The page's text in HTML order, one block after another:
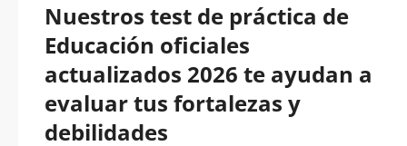
Nuestros test de práctica de
Educación oficiales
actualizados 2026 te ayudan a
evaluar tus fortalezas y
debilidades